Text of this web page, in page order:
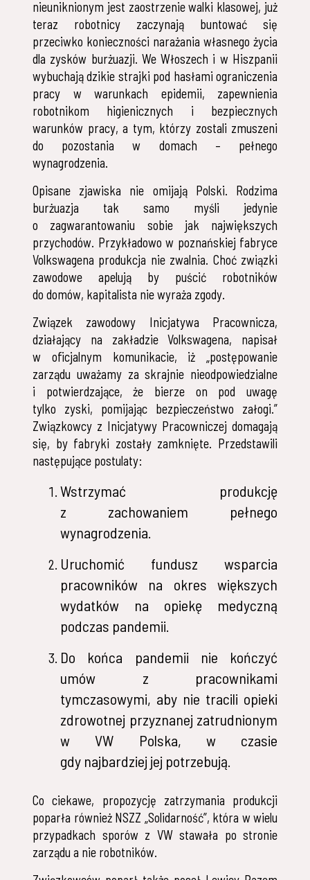
nieuniknionym jest zaostrzenie walki klasowej, już
teraz robotnicy zaczynają buntować się
przeciwko konieczności narażania własnego życia
dla zysków burżuazji. We Włoszech i w Hiszpanii
wybuchają dzikie strajki pod hasłami ograniczenia
pracy w warunkach epidemii, zapewnienia
robotnikom higienicznych i bezpiecznych
warunków pracy, a tym, którzy zostali zmuszeni
do pozostania w domach – pełnego
wynagrodzenia.
Opisane zjawiska nie omijają Polski. Rodzima
burżuazja tak samo myśli jedynie
o zagwarantowaniu sobie jak największych
przychodów. Przykładowo w poznańskiej fabryce
Volkswagena produkcja nie zwalnia. Choć związki
zawodowe apelują by puścić robotników
do domów, kapitalista nie wyraża zgody.
Związek zawodowy Inicjatywa Pracownicza,
działający na zakładzie Volkswagena, napisał
w oficjalnym komunikacie, iż „postępowanie
zarządu uważamy za skrajnie nieodpowiedzialne
i potwierdzające, że bierze on pod uwagę
tylko zyski, pomijając bezpieczeństwo załogi.”
Związkowcy z Inicjatywy Pracowniczej domagają
się, by fabryki zostały zamknięte. Przedstawili
następujące postulaty:
Wstrzymać produkcję
z zachowaniem pełnego
wynagrodzenia.
Uruchomić fundusz wsparcia
pracowników na okres większych
wydatków na opiekę medyczną
podczas pandemii.
Do końca pandemii nie kończyć
umów z pracownikami
tymczasowymi, aby nie tracili opieki
zdrowotnej przyznanej zatrudnionym
w VW Polska, w czasie
gdy najbardziej jej potrzebują.
Co ciekawe, propozycję zatrzymania produkcji
poparła również NSZZ „Solidarność”, która w wielu
przypadkach sporów z VW stawała po stronie
zarządu a nie robotników.